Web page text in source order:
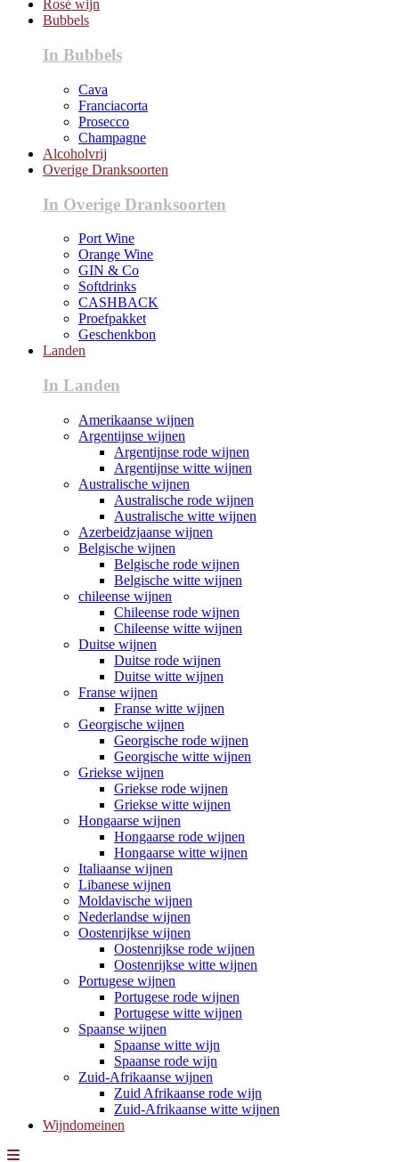
Rosé wijn
Bubbels
In Bubbels
Cava
Franciacorta
Prosecco
Champagne
Alcoholvrij
Overige Dranksoorten
In Overige Dranksoorten
Port Wine
Orange Wine
GIN & Co
Softdrinks
CASHBACK
Proefpakket
Geschenkbon
Landen
In Landen
Amerikaanse wijnen
Argentijnse wijnen
Argentijnse rode wijnen
Argentijnse witte wijnen
Australische wijnen
Australische rode wijnen
Australische witte wijnen
Azerbeidzjaanse wijnen
Belgische wijnen
Belgische rode wijnen
Belgische witte wijnen
chileense wijnen
Chileense rode wijnen
Chileense witte wijnen
Duitse wijnen
Duitse rode wijnen
Duitse witte wijnen
Franse wijnen
Franse witte wijnen
Georgische wijnen
Georgische rode wijnen
Georgische witte wijnen
Griekse wijnen
Griekse rode wijnen
Griekse witte wijnen
Hongaarse wijnen
Hongaarse rode wijnen
Hongaarse witte wijnen
Italiaanse wijnen
Libanese wijnen
Moldavische wijnen
Nederlandse wijnen
Oostenrijkse wijnen
Oostenrijkse rode wijnen
Oostenrijkse witte wijnen
Portugese wijnen
Portugese rode wijnen
Portugese witte wijnen
Spaanse wijnen
Spaanse witte wijn
Spaanse rode wijn
Zuid-Afrikaanse wijnen
Zuid Afrikaanse rode wijn
Zuid-Afrikaanse witte wijnen
Wijndomeinen